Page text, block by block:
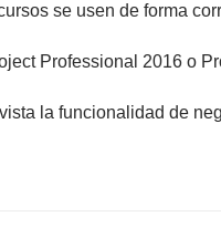
se usen de forma
Professional 2016 o
la funcionalidad de